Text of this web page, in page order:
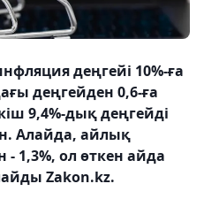
деңгейі 10%-ға
деңгейден 0,6-ға
9,4%-дық деңгейді
Алайда, айлық
- 1,3%, ол өткен айда
Zakon.kz.